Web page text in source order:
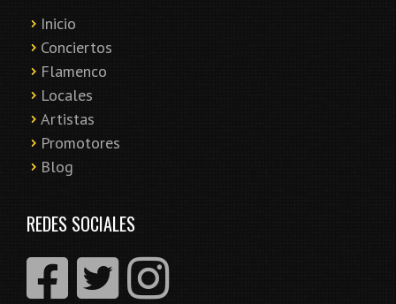
Inicio
Conciertos
Flamenco
Locales
Artistas
Promotores
Blog
REDES SOCIALES